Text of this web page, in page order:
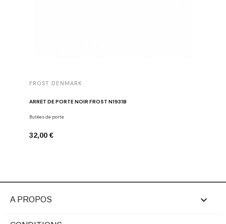
FROST DENMARK
ARRÊT DE PORTE NOIR FROST N1931B
Butées de porte
32,00 €
A PROPOS 